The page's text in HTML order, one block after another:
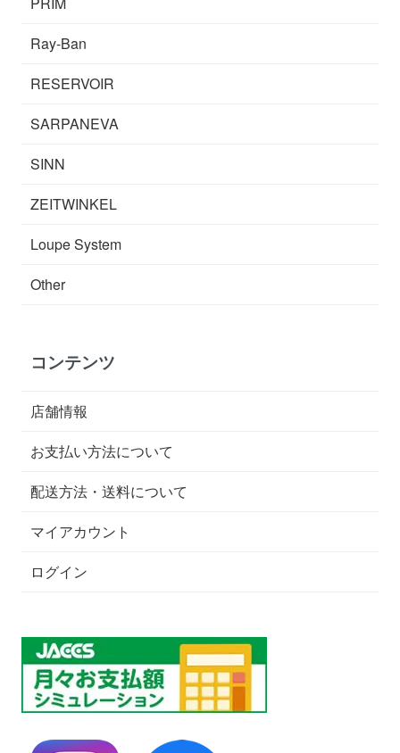
Ray-Ban
RESERVOIR
SARPANEVA
SINN
ZEITWINKEL
Loupe System
Other
コンテンツ
店舗情報
お支払い方法について
配送方法・送料について
マイアカウント
ログイン